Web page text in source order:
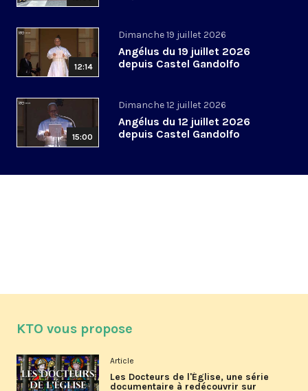
12:14
Dimanche 19 juillet 2026
Angélus du 19 juillet 2026
depuis Castel Gandolfo
15:00
Dimanche 12 juillet 2026
Angélus du 12 juillet 2026
depuis Castel Gandolfo
KTO vous propose
Article
Les Docteurs de l'Église, une série
documentaire à redécouvrir sur